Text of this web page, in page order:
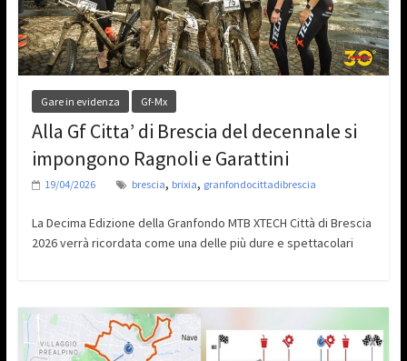
Gare in evidenza Gf-Mx
Alla Gf Citta’ di Brescia del decennale si
impongono Ragnoli e Garattini
19/04/2026 brescia, brixia, granfondocittadibrescia
La Decima Edizione della Granfondo MTB XTECH Città di Brescia
2026 verrà ricordata come una delle più dure e spettacolari